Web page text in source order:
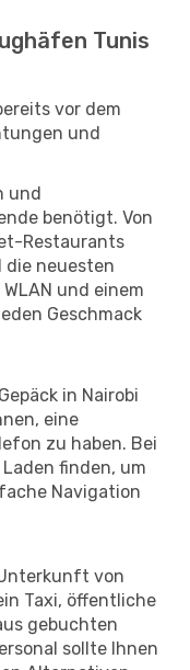
Tunis
vor dem
und
und
benötigt. Von
Restaurants
die neuesten
und einem
Geschmack
in Nairobi
eine
zu haben. Bei
finden, um
Navigation
von
Taxi, öffentliche
gebuchten
sollte Ihnen